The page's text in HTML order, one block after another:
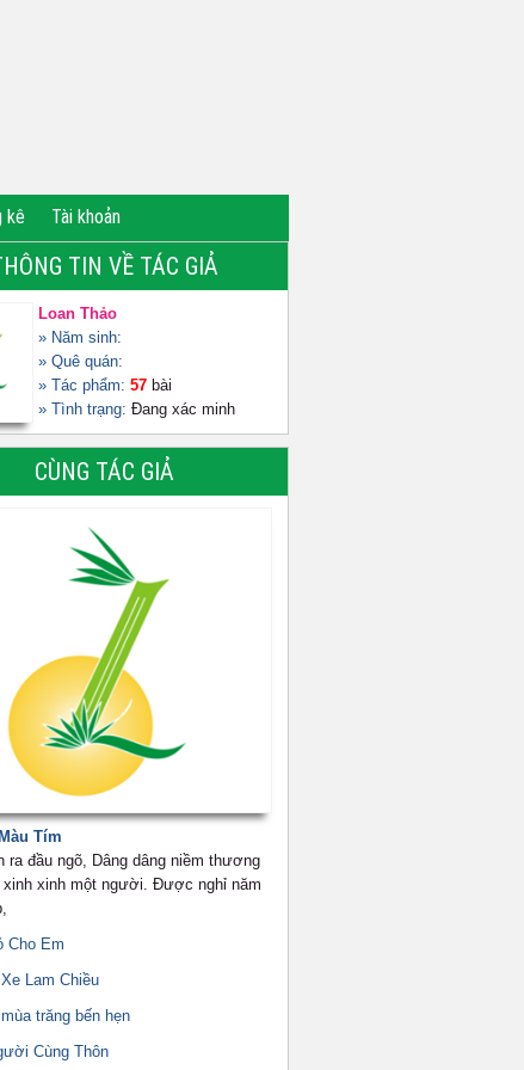
kê Tài khoản
TIN VỀ TÁC GIẢ
Loan Thảo
» Năm sinh:
» Quê quán:
» Tác phẩm: 57 bài
» Tình trạng: Đang xác minh
CÙNG TÁC GIẢ
Tím
ra đầu ngõ, Dâng dâng niềm thương
xinh xinh một người. Được nghỉ năm
Cho Em
Lam Chiều
trăng bến hẹn
Cùng Thôn